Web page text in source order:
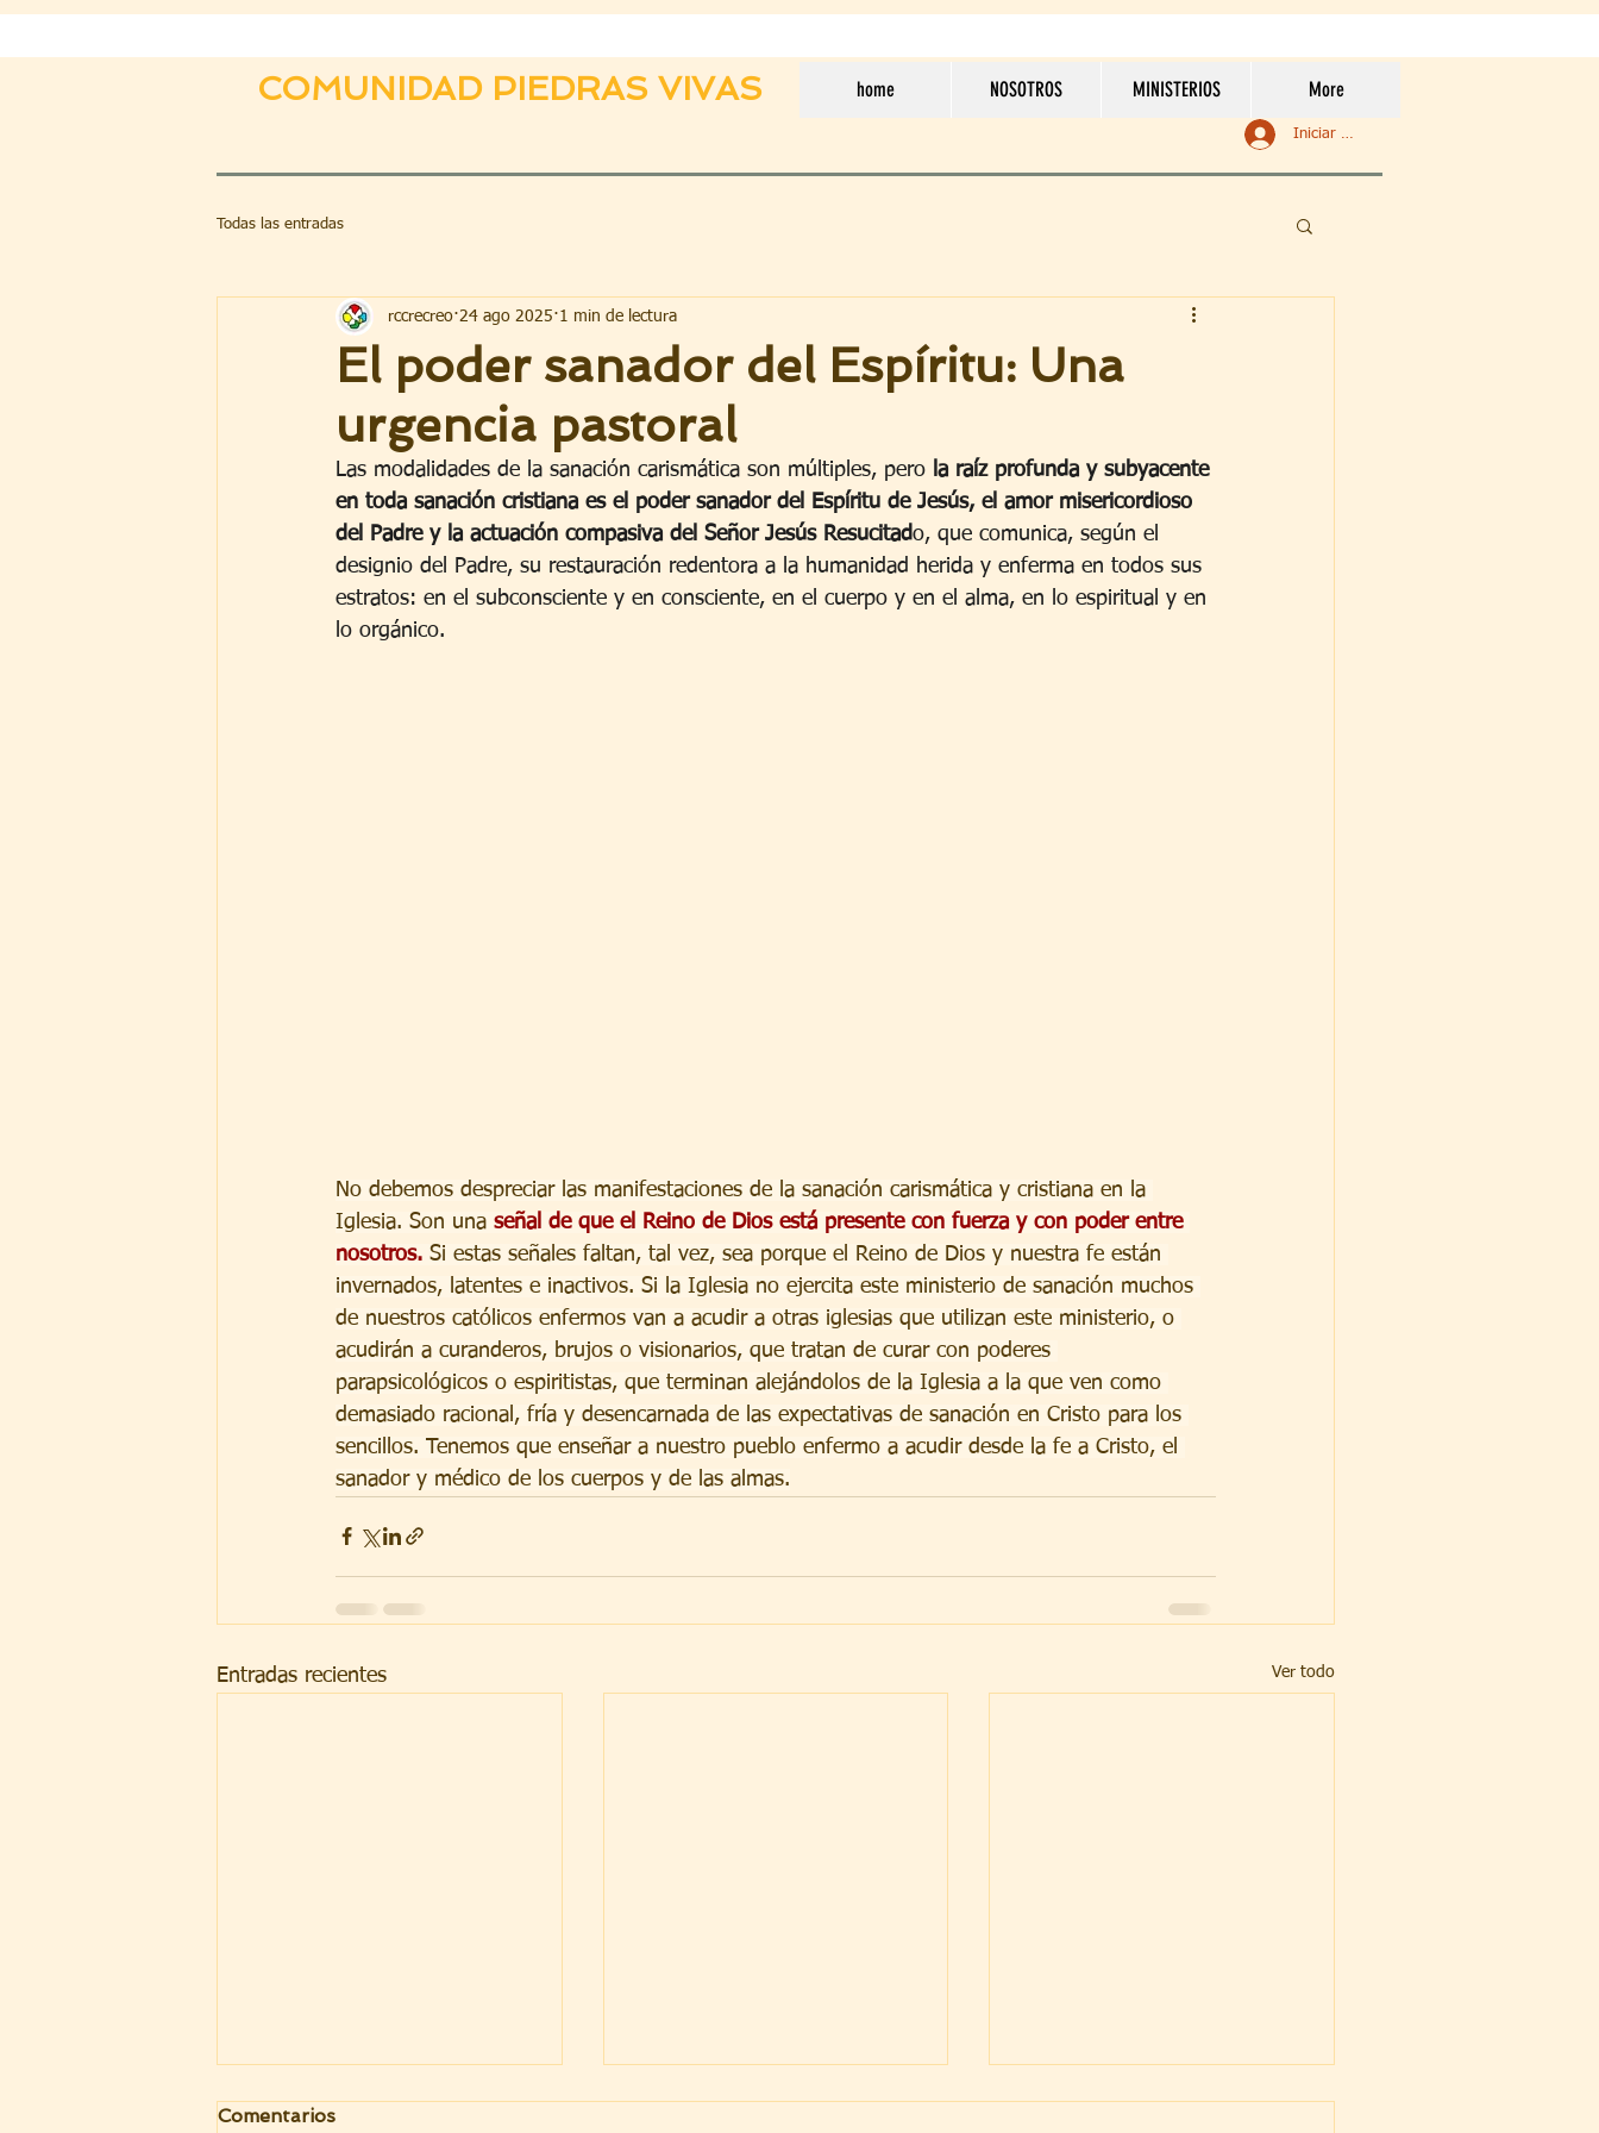
COMUNIDAD PIEDRAS VIVAS home NOSOTROS MINISTERIOS More
Iniciar sesión
Todas las entradas
El poder sanador del Espíritu: Una
urgencia pastoral
rccrecreo 24 ago 2025 1 min de lectura
Las modalidades de la sanación carismática son múltiples, pero la raíz profunda y subyacente
en toda sanación cristiana es el poder sanador del Espíritu de Jesús, el amor misericordioso
del Padre y la actuación compasiva del Señor Jesús Resucitado, que comunica, según el
designio del Padre, su restauración redentora a la humanidad herida y enferma en todos sus
estratos: en el subconsciente y en consciente, en el cuerpo y en el alma, en lo espiritual y en
lo orgánico.
No debemos despreciar las manifestaciones de la sanación carismática y cristiana en la
Iglesia. Son una señal de que el Reino de Dios está presente con fuerza y con poder entre
nosotros. Si estas señales faltan, tal vez, sea porque el Reino de Dios y nuestra fe están
invernados, latentes e inactivos. Si la Iglesia no ejercita este ministerio de sanación muchos
de nuestros católicos enfermos van a acudir a otras iglesias que utilizan este ministerio, o
acudirán a curanderos, brujos o visionarios, que tratan de curar con poderes
parapsicológicos o espiritistas, que terminan alejándolos de la Iglesia a la que ven como
demasiado racional, fría y desencarnada de las expectativas de sanación en Cristo para los
sencillos. Tenemos que enseñar a nuestro pueblo enfermo a acudir desde la fe a Cristo, el
sanador y médico de los cuerpos y de las almas.
Entradas recientes Ver todo
Comentarios